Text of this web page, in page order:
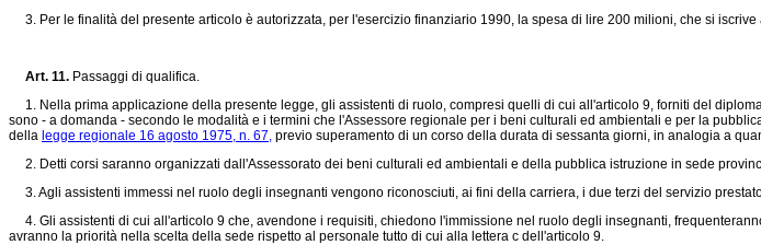
3. Per le finalità del presente articolo è autorizzata, per l'esercizio finanziario 1990, la spesa di lire 200 milioni, che si
Art. 11. Passaggi di qualifica.
1. Nella prima applicazione della presente legge, gli assistenti di ruolo, compresi quelli di cui all'articolo 9, forniti del
sono - a domanda - secondo le modalità e i termini che l'Assessore regionale per i beni culturali ed ambientali e per la
della legge regionale 16 agosto 1975, n. 67, previo superamento di un corso della durata di sessanta giorni, in analogia a
2. Detti corsi saranno organizzati dall'Assessorato dei beni culturali ed ambientali e della pubblica istruzione in sede
3. Agli assistenti immessi nel ruolo degli insegnanti vengono riconosciuti, ai fini della carriera, i due terzi del servizio
4. Gli assistenti di cui all'articolo 9 che, avendone i requisiti, chiedono l'immissione nel ruolo degli insegnanti,
avranno la priorità nella scelta della sede rispetto al personale tutto di cui alla lettera c dell'articolo 9.